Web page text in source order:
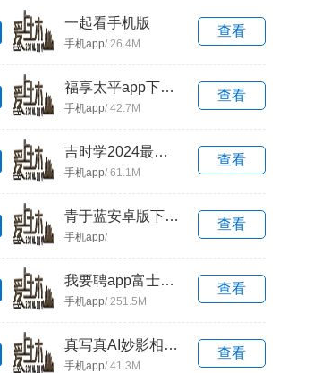
一起看手机版
手机app/ 26.4M
查看
福享太平app下载安装
手机app/ 42.7M
查看
吉时学2024最新版本安卓版
手机app/ 61.1M
查看
青于蓝安卓版下载2025
手机app/
查看
我要聘app富士康下载2024最新版
手机app/ 251.5M
查看
真写真AI妙影相机正版下载
手机app/ 41.3M
查看